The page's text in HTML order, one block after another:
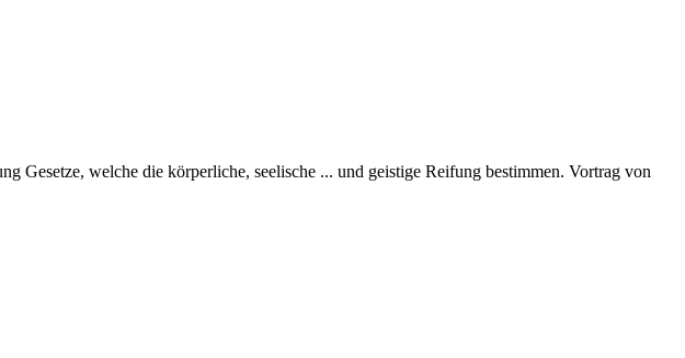
Gesetze, welche die körperliche, seelische ... und geistige Reifung bestimmen. Vortrag von